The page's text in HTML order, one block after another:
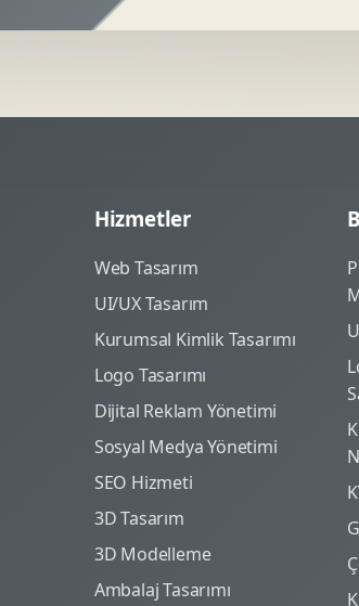
Hizmetler
Web Tasarım
UI/UX Tasarım
Kurumsal Kimlik Tasarımı
Logo Tasarımı
Dijital Reklam Yönetimi
Sosyal Medya Yönetimi
SEO Hizmeti
3D Tasarım
3D Modelleme
Ambalaj Tasarımı